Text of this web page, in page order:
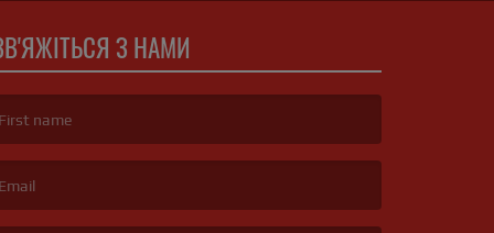
З НАМИ